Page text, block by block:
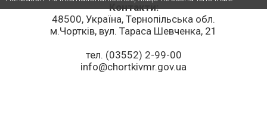
Контакти:
48500, Україна, Тернопільська обл.
м.Чортків, вул. Тараса Шевченка, 21
тел. (03552) 2-99-00
info@chortkivmr.gov.ua